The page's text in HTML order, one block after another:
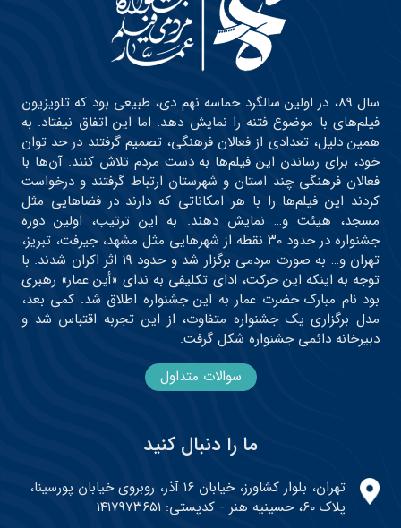
سال ۸۹، در اولین سالگرد حماسه نهم دی، طبیعی بود که تلویزیون
فیلم‌های با موضوع فتنه را نمایش دهد. اما این اتفاق نیفتاد. به
همین دلیل، تعدادی از فعالان فرهنگی، تصمیم گرفتند در حد توان
خود، برای رساندن این فیلم‌ها به دست مردم تلاش کنند. آن‌ها با
فعالان فرهنگی چند استان و شهرستان ارتباط گرفتند و درخواست
کردند این فیلم‌ها را با هر امکاناتی که دارند در فضاهایی مثل
مسجد، هیئت و… نمایش دهند. به این ترتیب، اولین دوره
جشنواره در حدود ۳۰ نقطه از شهرهایی مثل مشهد، جیرفت، تبریز،
تهران و… به صورت مردمی برگزار شد و حدود ۱۹ اثر اکران شدند. با
توجه به اینکه این حرکت، ادای تکلیفی به ندای «أین عمار» رهبری
بود نام مبارک حضرت عمار به این جشنواره اطلاق شد. کمی بعد،
مدل برگزاری یک جشنواره متفاوت، از این تجربه اقتباس شد و
دبیرخانه دائمی جشنواره شکل گرفت.
سوالات متداول
ما را دنبال کنید
تهران، بلوار کشاورز، خیابان ۱۶ آذر، روبروی خیابان پورسینا،
پلاک ۶۰، حسینیه هنر - کدپستی: ۱۴۱۷۹۷۳۶۵۱